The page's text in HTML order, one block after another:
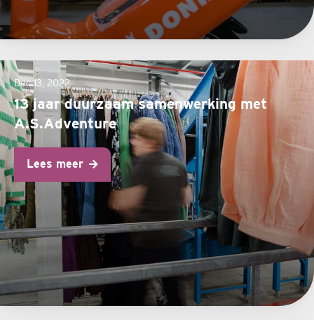
Dec 13, 2022
13 jaar duurzaam samenwerking met
A.S.Adventure
Lees meer